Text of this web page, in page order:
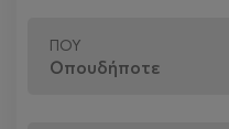
ΠΟΎ